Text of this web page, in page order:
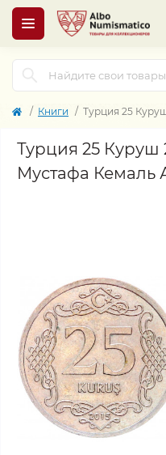
Книги Турция 25
Турция 25 Куруш
Мустафа Кемаль